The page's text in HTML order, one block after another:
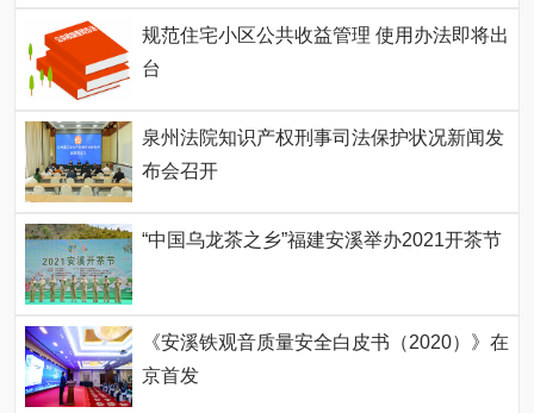
规范住宅小区公共收益管理 使用办法即将出
台
泉州法院知识产权刑事司法保护状况新闻发
布会召开
“中国乌龙茶之乡”福建安溪举办2021开茶节
《安溪铁观音质量安全白皮书（2020）》在
京首发